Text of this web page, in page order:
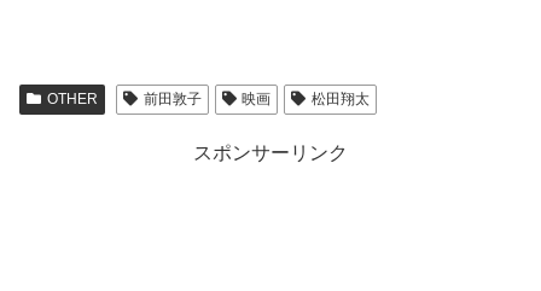
OTHER 前田敦子 映画 松田翔太
スポンサーリンク